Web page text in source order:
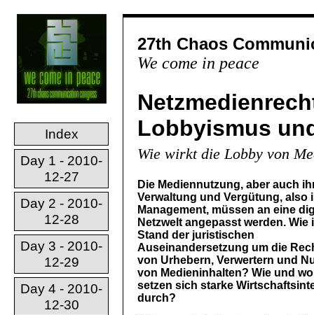
Index
Day 1 - 2010-
12-27
Day 2 - 2010-
12-28
Day 3 - 2010-
12-29
Day 4 - 2010-
12-30
27th Chaos
We come in peace
Lobbyismus
Wie wirkt die Lobby von
Die Mediennutzung, aber auch
Verwaltung und Vergütung, also
Management, müssen an eine
Netzwelt angepasst werden. Wie
Stand der juristischen
Auseinandersetzung um die
von Urhebern, Verwertern und
von Medieninhalten? Wie und wo
setzen sich starke
durch?